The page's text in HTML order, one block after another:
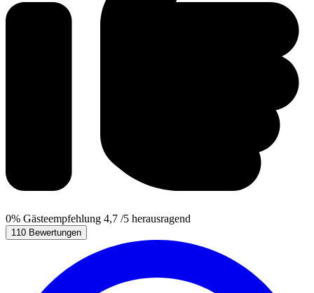
0% Gästeempfehlung 4,7 /5 herausragend
110 Bewertungen